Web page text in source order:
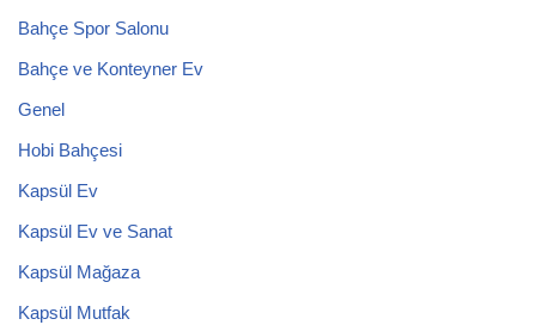
Bahçe Spor Salonu
Bahçe ve Konteyner Ev
Genel
Hobi Bahçesi
Kapsül Ev
Kapsül Ev ve Sanat
Kapsül Mağaza
Kapsül Mutfak